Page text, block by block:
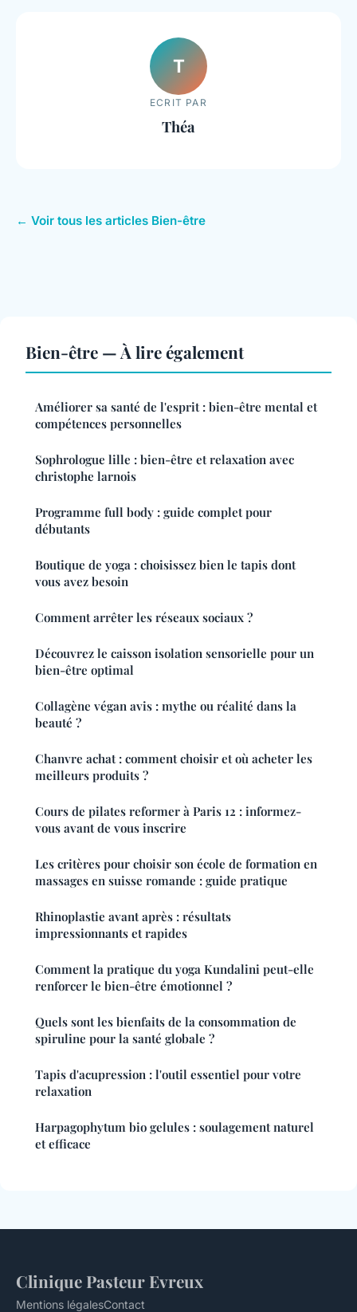
T
ECRIT PAR
Théa
← Voir tous les articles Bien-être
Bien-être — À lire également
Améliorer sa santé de l'esprit : bien-être mental et
compétences personnelles
Sophrologue lille : bien-être et relaxation avec
christophe larnois
Programme full body : guide complet pour
débutants
Boutique de yoga : choisissez bien le tapis dont
vous avez besoin
Comment arrêter les réseaux sociaux ?
Découvrez le caisson isolation sensorielle pour un
bien-être optimal
Collagène végan avis : mythe ou réalité dans la
beauté ?
Chanvre achat : comment choisir et où acheter les
meilleurs produits ?
Cours de pilates reformer à Paris 12 : informez-
vous avant de vous inscrire
Les critères pour choisir son école de formation en
massages en suisse romande : guide pratique
Rhinoplastie avant après : résultats
impressionnants et rapides
Comment la pratique du yoga Kundalini peut-elle
renforcer le bien-être émotionnel ?
Quels sont les bienfaits de la consommation de
spiruline pour la santé globale ?
Tapis d'acupression : l'outil essentiel pour votre
relaxation
Harpagophytum bio gelules : soulagement naturel
et efficace
Clinique Pasteur Evreux
Mentions légalesContact